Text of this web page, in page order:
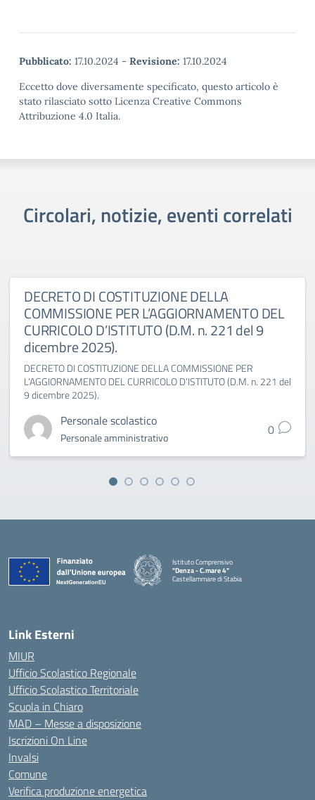
Pubblicato: 17.10.2024 - Revisione: 17.10.2024
Eccetto dove diversamente specificato, questo articolo è
stato rilasciato sotto Licenza Creative Commons
Attribuzione 4.0 Italia.
Circolari, notizie, eventi correlati
DECRETO DI COSTITUZIONE DELLA
COMMISSIONE PER L’AGGIORNAMENTO DEL
CURRICOLO D’ISTITUTO (D.M. n. 221 del 9
dicembre 2025).
DECRETO DI COSTITUZIONE DELLA COMMISSIONE PER
L’AGGIORNAMENTO DEL CURRICOLO D’ISTITUTO (D.M. n. 221 del
9 dicembre 2025).
Personale scolastico
Personale amministrativo 0
Istituto Comprensivo
"Denza - C.mare 4"
Castellammare di Stabia
Link Esterni
MIUR
Ufficio Scolastico Regionale
Ufficio Scolastico Territoriale
Scuola in Chiaro
MAD – Messe a disposizione
Iscrizioni On Line
Invalsi
Comune
Verifica produzione energetica